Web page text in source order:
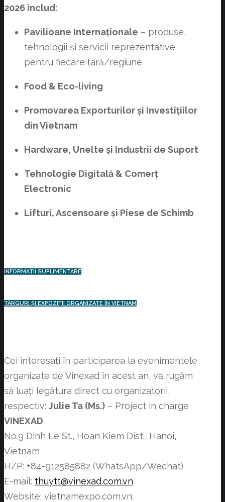
2026 includ:
Pavilioane Internaționale – produse,
tehnologii și servicii reprezentative
pentru fiecare țară/regiune
Food & Eco-living
Promovarea Exporturilor și Investițiilor
din Vietnam
Hardware, Unelte și Industrii de Suport
Tehnologie Digitală & Comerț
Electronic
Lifturi, Ascensoare și Piese de Schimb
INFORMAȚII SUPLIMENTARE
TÂRGURI ȘI EXPOZIȚII ORGANIZATE ÎN VIETNAM
Cei interesați în participarea la evenimentele
organizate de Vinexad în acest an, vă rugăm
să luați legătura direct cu organizatorii,
respectiv: Julie Ta (Ms.) – Project in charge
VINEXAD
No.9 Dinh Le St., Hoan Kiem Dist., Hanoi,
Vietnam
H/P: +84-912585882 (WhatsApp/Wechat)
E-mail: thuytt@vinexad.com.vn
Website: vietnamexpo.com.vn;